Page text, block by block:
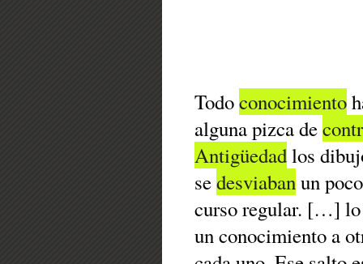
Todoconocimiento
alguna pizca de
Antigüedadlos
sedesviabanun
curso regular. […] lo
un conocimiento a